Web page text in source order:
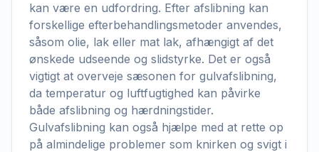
kan være en udfordring. Efter afslibning kan
forskellige efterbehandlingsmetoder anvendes,
såsom olie, lak eller mat lak, afhængigt af det
ønskede udseende og slidstyrke. Det er også
vigtigt at overveje sæsonen for gulvafslibning,
da temperatur og luftfugtighed kan påvirke
både afslibning og hærdningstider.
Gulvafslibning kan også hjælpe med at rette op
på almindelige problemer som knirken og svigt i